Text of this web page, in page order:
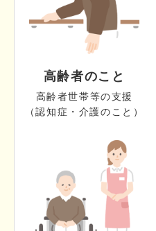
高齢者のこと
高齢者世帯等の支援
（認知症・介護のこと）